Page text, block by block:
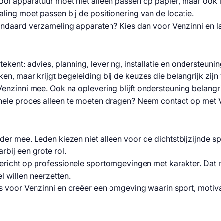
moet passen bij de positionering van de locatie.
verzameling apparaten? Kies dan voor Venzinni en
advies, planning, levering, installatie en
maar krijgt begeleiding bij de keuzes die belangrijk
mee. Ook na oplevering blijft ondersteuning
proces alleen te moeten dragen? Neem contact op
mee. Leden kiezen niet alleen voor de dichtstbijzijnde
een grote rol.
op professionele sportomgevingen met karakter.
willen neerzetten.
Venzinni en creëer een omgeving waarin sport,